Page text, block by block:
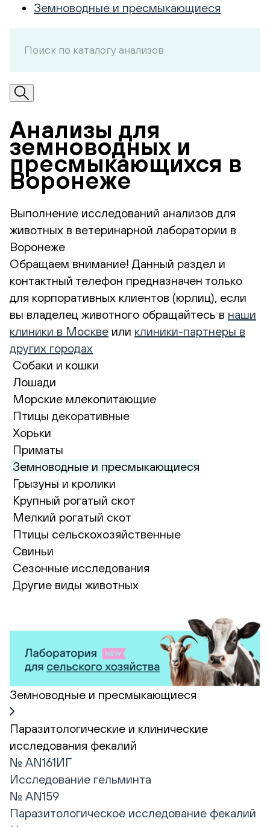
Земноводные и пресмыкающиеся
Анализы для
земноводных и
пресмыкающихся в
Воронеже
Выполнение исследований анализов для
животных в ветеринарной лаборатории в
Воронеже
Обращаем внимание! Данный раздел и
контактный телефон предназначен только
для корпоративных клиентов (юрлиц), если
вы владелец животного обращайтесь в наши
клиники в Москве или клиники-партнеры в
других городах
Собаки и кошки
Лошади
Морские млекопитающие
Птицы декоративные
Хорьки
Приматы
Земноводные и пресмыкающиеся
Грызуны и кролики
Крупный рогатый скот
Мелкий рогатый скот
Птицы сельскохозяйственные
Свиньи
Сезонные исследования
Другие виды животных
Земноводные и пресмыкающиеся
Паразитологические и клинические
исследования фекалий
№ AN161ИГ
Исследование гельминта
№ AN159
Паразитологическое исследование фекалий